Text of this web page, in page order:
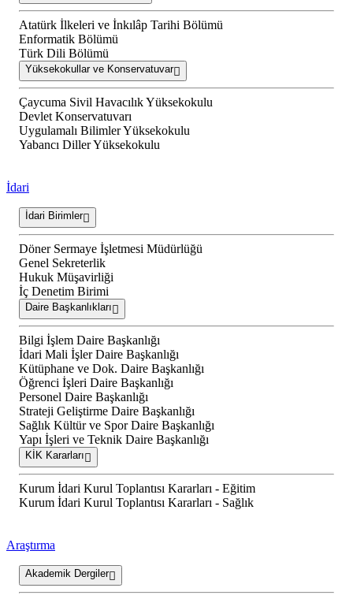
Atatürk İlkeleri ve İnkılâp Tarihi Bölümü
Enformatik Bölümü
Türk Dili Bölümü
Yüksekokullar ve Konservatuvar
Çaycuma Sivil Havacılık Yüksekokulu
Devlet Konservatuvarı
Uygulamalı Bilimler Yüksekokulu
Yabancı Diller Yüksekokulu
İdari
İdari Birimler
Döner Sermaye İşletmesi Müdürlüğü
Genel Sekreterlik
Hukuk Müşavirliği
İç Denetim Birimi
Daire Başkanlıkları
Bilgi İşlem Daire Başkanlığı
İdari Mali İşler Daire Başkanlığı
Kütüphane ve Dok. Daire Başkanlığı
Öğrenci İşleri Daire Başkanlığı
Personel Daire Başkanlığı
Strateji Geliştirme Daire Başkanlığı
Sağlık Kültür ve Spor Daire Başkanlığı
Yapı İşleri ve Teknik Daire Başkanlığı
KİK Kararları
Kurum İdari Kurul Toplantısı Kararları - Eğitim
Kurum İdari Kurul Toplantısı Kararları - Sağlık
Araştırma
Akademik Dergiler